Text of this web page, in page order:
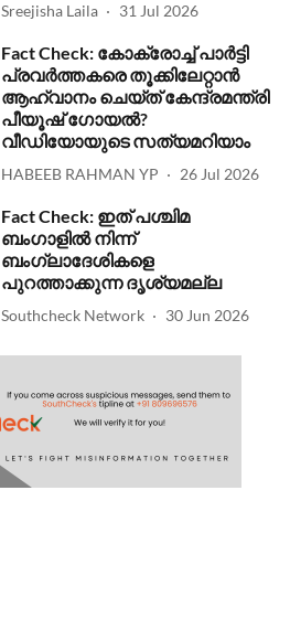
Sreejisha Laila 31 Jul 2026
Fact Check: കോക്രോച്ച് പാര്‍ട്ടി
പ്രവര്‍ത്തകരെ തൂക്കിലേറ്റാന്‍
ആഹ്വാനം ചെയ്ത് കേന്ദ്രമന്ത്രി
പീയൂഷ് ഗോയല്‍?
വീഡിയോയുടെ സത്യമറിയാം
HABEEB RAHMAN YP 26 Jul 2026
Fact Check: ഇത് പശ്ചിമ
ബംഗാളില്‍ നിന്ന്
ബംഗ്ലാദേശികളെ
പുറത്താക്കുന്ന ദൃശ്യമല്ല
Southcheck Network 30 Jun 2026